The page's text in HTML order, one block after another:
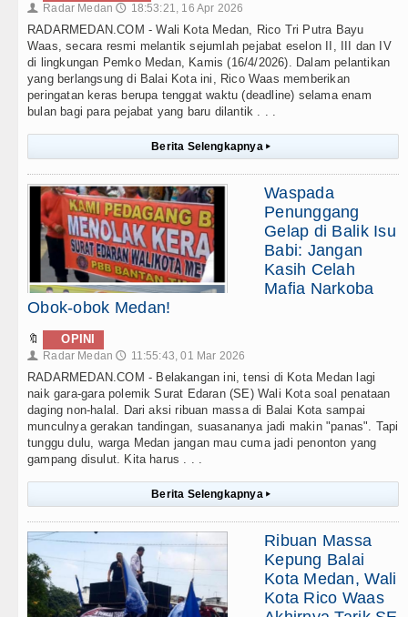
👤 Radar Medan 🕔 18:53:21, 16 Apr 2026
RADARMEDAN.COM - Wali Kota Medan, Rico Tri Putra Bayu
Waas, secara resmi melantik sejumlah pejabat eselon II, III dan IV
di lingkungan Pemko Medan, Kamis (16/4/2026). Dalam pelantikan
yang berlangsung di Balai Kota ini, Rico Waas memberikan
peringatan keras berupa tenggat waktu (deadline) selama enam
bulan bagi para pejabat yang baru dilantik . . .
Berita Selengkapnya ▸
Waspada
Penunggang
Gelap di Balik Isu
Babi: Jangan
Kasih Celah
Mafia Narkoba
Obok-obok Medan!
🔖 OPINI
👤 Radar Medan 🕔 11:55:43, 01 Mar 2026
RADARMEDAN.COM - Belakangan ini, tensi di Kota Medan lagi
naik gara-gara polemik Surat Edaran (SE) Wali Kota soal penataan
daging non-halal. Dari aksi ribuan massa di Balai Kota sampai
munculnya gerakan tandingan, suasananya jadi makin "panas". Tapi
tunggu dulu, warga Medan jangan mau cuma jadi penonton yang
gampang disulut. Kita harus . . .
Berita Selengkapnya ▸
Ribuan Massa
Kepung Balai
Kota Medan, Wali
Kota Rico Waas